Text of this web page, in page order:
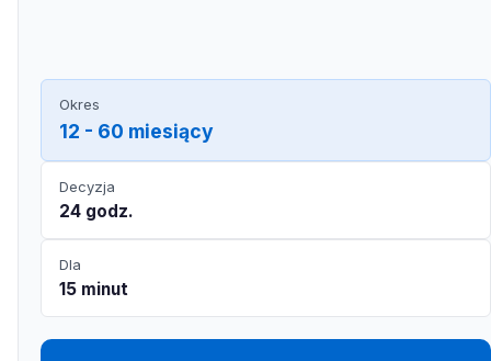
Okres
12 - 60 miesiący
Decyzja
24 godz.
Dla
15 minut